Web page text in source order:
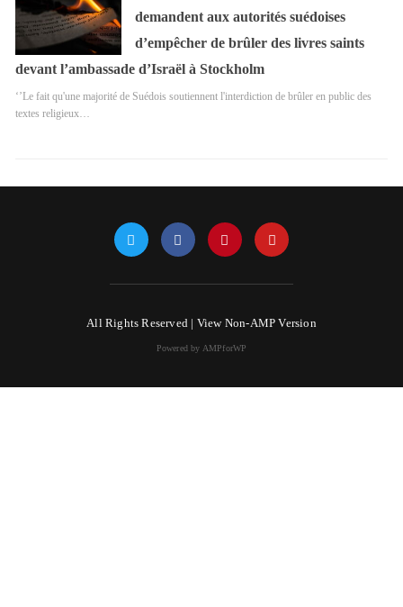
demandent aux autorités suédoises
d’empêcher de brûler des livres saints
devant l’ambassade d’Israël à Stockholm
‘’Le fait qu'une majorité de Suédois soutiennent l'interdiction de brûler en public des
textes religieux…
All Rights Reserved | View Non-AMP Version
Powered by AMPforWP